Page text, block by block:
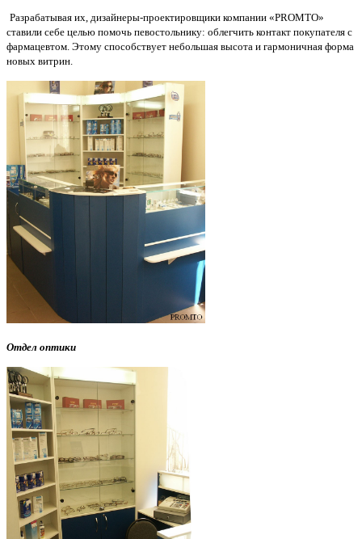
Разрабатывая их, дизайнеры-проектировщики компании «PROMTO»
ставили себе целью помочь певостольнику: облегчить контакт покупателя с
фармацевтом. Этому способствует небольшая высота и гармоничная форма
новых витрин.
Отдел оптики